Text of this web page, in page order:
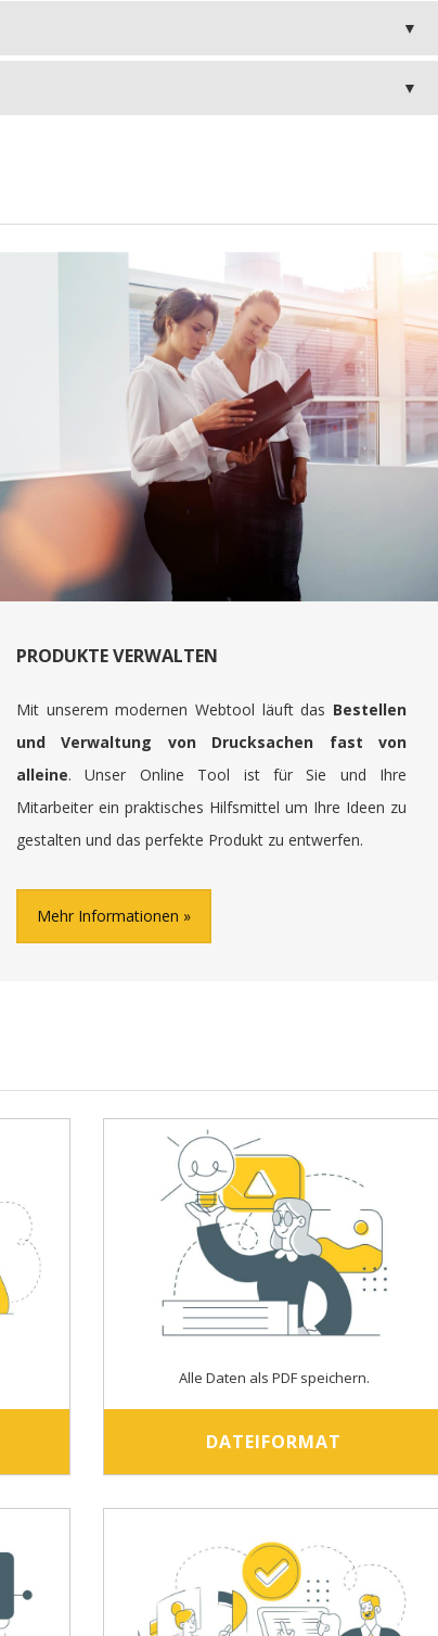
PRODUKTE VERWALTEN
Mit unserem modernen Webtool läuft das Bestellen
und Verwaltung von Drucksachen fast von
alleine. Unser Online Tool ist für Sie und Ihre
Mitarbeiter ein praktisches Hilfsmittel um Ihre Ideen zu
gestalten und das perfekte Produkt zu entwerfen.
Mehr Informationen
Alle Daten als PDF speichern.
DATEIFORMAT